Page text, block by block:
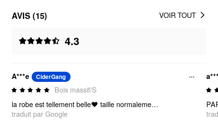
AVIS (15)
4.3
VOIR TOUT
A***e CiderGang
Bois massif/S
la robe est tellement belle❤️ taille normalement j'ai commandé une taille S je mesure 4'9
traduit par Google